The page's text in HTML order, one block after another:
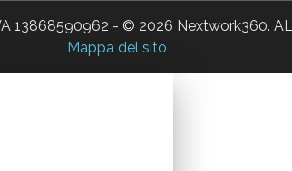
13868590962 - © 2026 Nextwork360.
Mappa del sito